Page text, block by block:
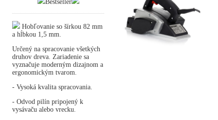
Bestseller
Hobľovanie so šírkou 82 mm
a hĺbkou 1,5 mm.
Určený na spracovanie všetkých
druhov dreva. Zariadenie sa
vyznačuje moderným dizajnom a
ergonomickým tvarom.
- Vysoká kvalita spracovania.
- Odvod pilín pripojený k
vysávaču alebo vrecku.